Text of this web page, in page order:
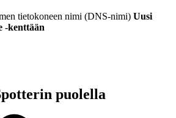
tietokoneen nimi (DNS-nimi) Uusi
-kenttään
puolella